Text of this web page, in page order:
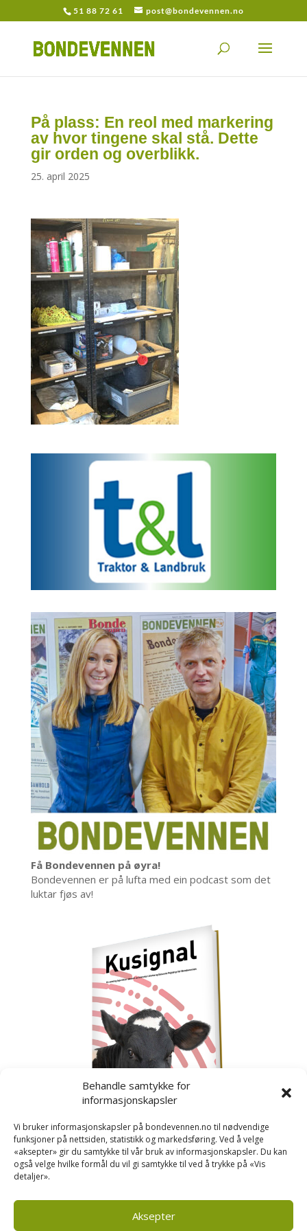
Behandle samtykke for
informasjonskapsler
Vi bruker informasjonskapsler på bondevennen.no til nødvendige
funksjoner på nettsiden, statistikk og markedsføring. Ved å velge
«aksepter» gir du samtykke til vår bruk av informasjonskapsler. Du kan
også velge hvilke formål du vil gi samtykke til ved å trykke på «Vis
detaljer».
Aksepter
51 88 72 61 post@bondevennen.no
På plass: En reol med markering
av hvor tingene skal stå. Dette
gir orden og overblikk.
25. april 2025
Få Bondevennen på øyra!
Bondevennen er på lufta med ein podcast som det
luktar fjøs av!
Kusignal